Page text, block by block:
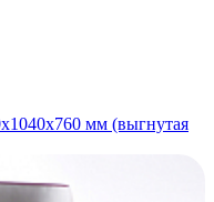
мм (выгнутая